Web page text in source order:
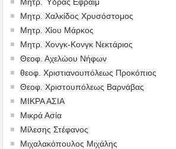
Μητρ. Χαλκίδος Χρυσόστομος
Μητρ. Χίου Μάρκος
Μητρ. Χονγκ-Κονγκ Νεκτάριος
Θεοφ. Αχελώου Νήφων
θεοφ. Χριστιανουπόλεως Προκόπιος
Θεοφ. Χριστουπόλεως Βαρνάβας
ΜΙΚΡΑ ΑΣΙΑ
Μικρά Ασία
Μίλεσης Στέφανος
Μιχαλακόπουλος Μιχάλης